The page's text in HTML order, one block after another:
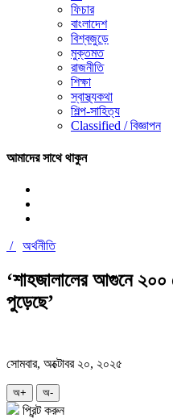
ফিচার
বাংলাদেশ
বিশ্বজুড়ে
মুক্তমত
রাজনীতি
শিক্ষা
স্বাস্থ্যকথা
শিল্প-সাহিত্য
Classified / বিজ্ঞাপন
আমাদের সাথে থাকুন
/ অর্থনীতি
‘শাহজালালের আগুনে ২০০
পুড়েছে’
সোমবার, অক্টোবর ২০, ২০২৫
অ+ অ-
প্রিন্ট করুন